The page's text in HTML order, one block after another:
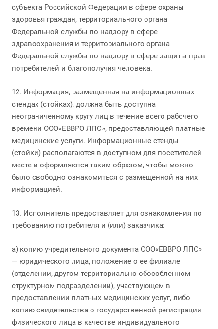
субъекта Российской Федерации в сфере охраны
здоровья граждан, территориального органа
Федеральной службы по надзору в сфере
здравоохранения и территориального органа
Федеральной службы по надзору в сфере защиты прав
потребителей и благополучия человека.
12. Информация, размещенная на информационных
стендах (стойках), должна быть доступна
неограниченному кругу лиц в течение всего рабочего
времени ООО«ЕВВРО ЛПС», предоставляющей платные
медицинские услуги. Информационные стенды
(стойки) располагаются в доступном для посетителей
месте и оформляются таким образом, чтобы можно
было свободно ознакомиться с размещенной на них
информацией.
13. Исполнитель предоставляет для ознакомления по
требованию потребителя и (или) заказчика:
а) копию учредительного документа ООО«ЕВВРО ЛПС»
— юридического лица, положение о ее филиале
(отделении, другом территориально обособленном
структурном подразделении), участвующем в
предоставлении платных медицинских услуг, либо
копию свидетельства о государственной регистрации
физического лица в качестве индивидуального